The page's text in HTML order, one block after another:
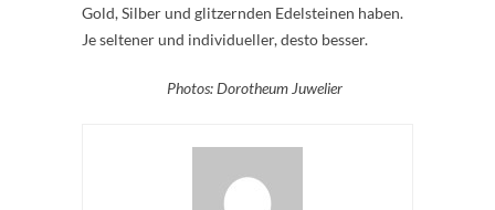
Gold, Silber und glitzernden Edelsteinen haben.
Je seltener und individueller, desto besser.
Photos: Dorotheum Juwelier